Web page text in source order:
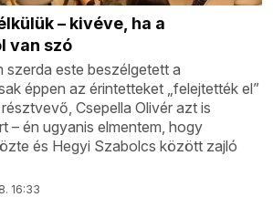
– kivéve, ha a
van szó
szerda este beszélgetett a
éppen az érintetteket „felejtették el”
Csepella Olivér azt is
– én ugyanis elmentem, hogy
és Hegyi Szabolcs között zajló
16:33